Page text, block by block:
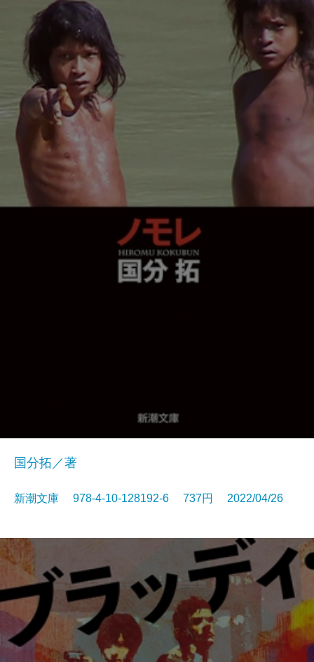
国分拓／著
新潮文庫 978-4-10-128192-6 737円 2022/04/26